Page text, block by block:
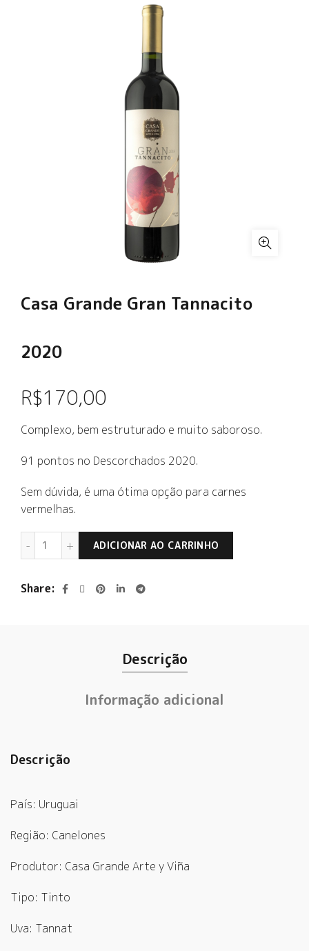
Casa Grande Gran Tannacito
2020
R$170,00
Complexo, bem estruturado e muito saboroso.
91 pontos no Descorchados 2020.
Sem dúvida, é uma ótima opção para carnes
vermelhas.
Casa Grande Gran Tannacito 2020 quantidade
ADICIONAR AO CARRINHO
Share
Descrição
Informação adicional
Descrição
País: Uruguai
Região: Canelones
Produtor: Casa Grande Arte y Viña
Tipo: Tinto
Uva: Tannat